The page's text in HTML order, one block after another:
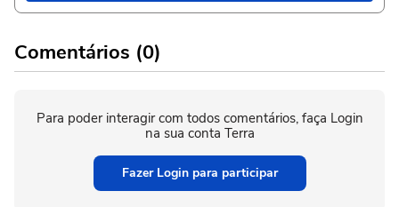
Comentários (0)
Para poder interagir com todos comentários, faça Login
na sua conta Terra
Fazer Login para participar